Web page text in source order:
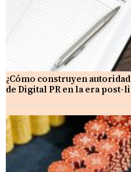
¿Cómo construyen
de Digital PR en la era post-